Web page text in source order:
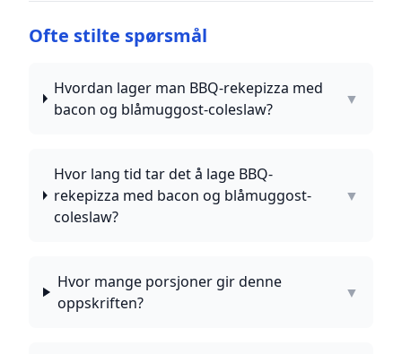
Ofte stilte spørsmål
Hvordan lager man BBQ-rekepizza med
bacon og blåmuggost-coleslaw?
▼
Hvor lang tid tar det å lage BBQ-
rekepizza med bacon og blåmuggost-
coleslaw?
▼
Hvor mange porsjoner gir denne
oppskriften?
▼